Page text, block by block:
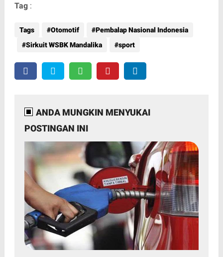
Tag:
Tags Otomotif
Pembalap Nasional Indonesia
Sirkuit WSBK Mandalika
sport
ANDA MUNGKIN MENYUKAI
POSTINGAN INI